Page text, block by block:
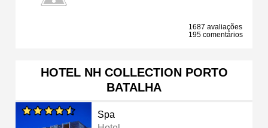
1687 avaliações
195 comentários
HOTEL NH COLLECTION PORTO
BATALHA
Spa